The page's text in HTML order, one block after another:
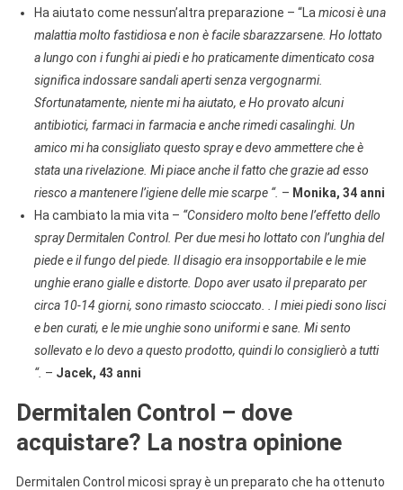
Ha aiutato come nessun’altra preparazione – “La micosi è una
malattia molto fastidiosa e non è facile sbarazzarsene. Ho lottato
a lungo con i funghi ai piedi e ho praticamente dimenticato cosa
significa indossare sandali aperti senza vergognarmi.
Sfortunatamente, niente mi ha aiutato, e Ho provato alcuni
antibiotici, farmaci in farmacia e anche rimedi casalinghi. Un
amico mi ha consigliato questo spray e devo ammettere che è
stata una rivelazione. Mi piace anche il fatto che grazie ad esso
riesco a mantenere l’igiene delle mie scarpe “. – Monika, 34 anni
Ha cambiato la mia vita – “Considero molto bene l’effetto dello
spray Dermitalen Control. Per due mesi ho lottato con l’unghia del
piede e il fungo del piede. Il disagio era insopportabile e le mie
unghie erano gialle e distorte. Dopo aver usato il preparato per
circa 10-14 giorni, sono rimasto scioccato. . I miei piedi sono lisci
e ben curati, e le mie unghie sono uniformi e sane. Mi sento
sollevato e lo devo a questo prodotto, quindi lo consiglierò a tutti
“. – Jacek, 43 anni
Dermitalen Control – dove
acquistare? La nostra opinione
Dermitalen Control micosi spray è un preparato che ha ottenuto